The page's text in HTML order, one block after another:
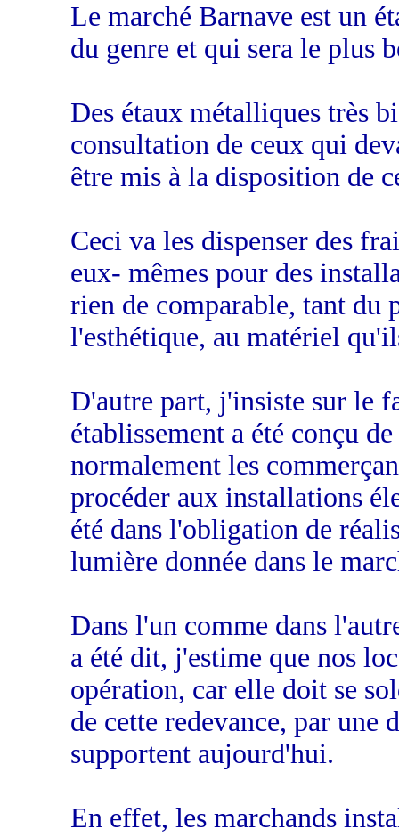
Le marché Barnave est un
du genre et qui sera le plus
Des étaux métalliques très
consultation de ceux qui
être mis à la disposition de
Ceci va les dispenser des
eux- mêmes pour des
rien de comparable, tant du
l'esthétique, au matériel
D'autre part, j'insiste sur le
établissement a été conçu
normalement les
procéder aux installations
été dans l'obligation de
lumière donnée dans le
Dans l'un comme dans
a été dit, j'estime que nos
opération, car elle doit se
de cette redevance, par
supportent aujourd'hui.
En effet, les marchands